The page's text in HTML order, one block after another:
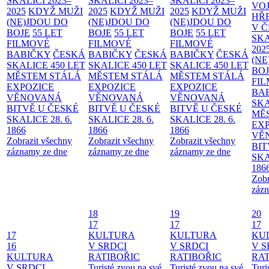
2025 KDYŽ MUŽI
(NE)JDOU DO
BOJE 55 LET
FILMOVÉ
BABIČKY ČESKÁ
SKALICE 450 LET
MĚSTEM STÁLÁ
EXPOZICE
VĚNOVANÁ
BITVĚ U ČESKÉ
SKALICE 28. 6.
1866
Zobrazit všechny
záznamy ze dne
2025 KDYŽ MUŽI
(NE)JDOU DO
BOJE 55 LET
FILMOVÉ
BABIČKY ČESKÁ
SKALICE 450 LET
MĚSTEM STÁLÁ
EXPOZICE
VĚNOVANÁ
BITVĚ U ČESKÉ
SKALICE 28. 6.
1866
Zobrazit všechny
záznamy ze dne
2025 KDYŽ MUŽI
(NE)JDOU DO
BOJE 55 LET
FILMOVÉ
BABIČKY ČESKÁ
SKALICE 450 LET
MĚSTEM STÁLÁ
EXPOZICE
VĚNOVANÁ
BITVĚ U ČESKÉ
SKALICE 28. 6.
1866
Zobrazit všechny
záznamy ze dne
V
17
16
KULTURA
18
17
KULTURA
V SRDCI
RATIBOŘIC
19
17
KULTURA
V SRDCI
RATIBOŘIC
20
17
V